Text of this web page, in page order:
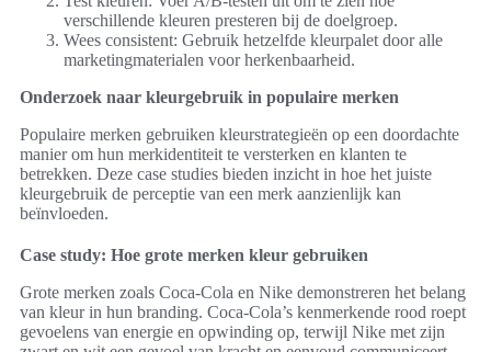
verschillende kleuren presteren bij de doelgroep.
Wees consistent: Gebruik hetzelfde kleurpalet door alle
marketingmaterialen voor herkenbaarheid.
Onderzoek naar kleurgebruik in populaire merken
Populaire merken gebruiken kleurstrategieën op een doordachte
manier om hun merkidentiteit te versterken en klanten te
betrekken. Deze case studies bieden inzicht in hoe het juiste
kleurgebruik de perceptie van een merk aanzienlijk kan
beïnvloeden.
Case study: Hoe grote merken kleur gebruiken
Grote merken zoals Coca-Cola en Nike demonstreren het belang
van kleur in hun branding. Coca-Cola’s kenmerkende rood roept
gevoelens van energie en opwinding op, terwijl Nike met zijn